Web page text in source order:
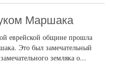
Маршака
еврейской общине прошла
Это был замечательный
земляка о...